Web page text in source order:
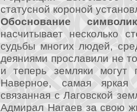
статусной короной
Обоснование
насчитывает несколько
судьбы многих людей,
деяниями прославили не
и теперь земляки могут
Наверное, самая яркая
связанная с Лаговской
Адмирал Нагаев за свою